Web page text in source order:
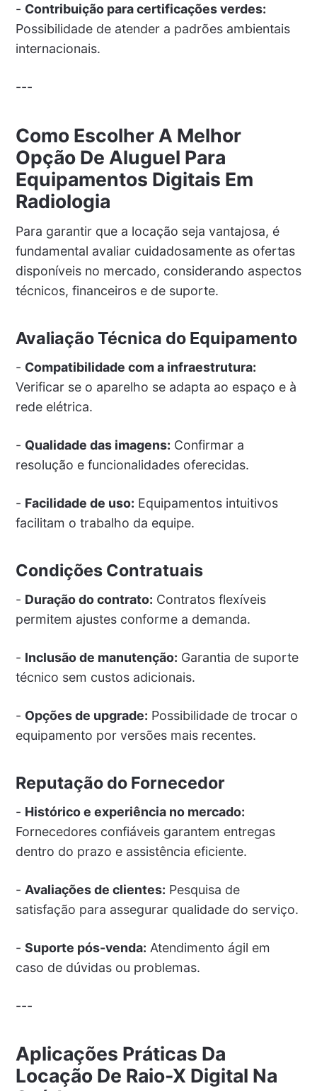
- Contribuição para certificações verdes:
Possibilidade de atender a padrões ambientais
internacionais.
---
Como Escolher A Melhor
Opção De Aluguel Para
Equipamentos Digitais Em
Radiologia
Para garantir que a locação seja vantajosa, é
fundamental avaliar cuidadosamente as ofertas
disponíveis no mercado, considerando aspectos
técnicos, financeiros e de suporte.
Avaliação Técnica do Equipamento
- Compatibilidade com a infraestrutura:
Verificar se o aparelho se adapta ao espaço e à
rede elétrica.
- Qualidade das imagens: Confirmar a
resolução e funcionalidades oferecidas.
- Facilidade de uso: Equipamentos intuitivos
facilitam o trabalho da equipe.
Condições Contratuais
- Duração do contrato: Contratos flexíveis
permitem ajustes conforme a demanda.
- Inclusão de manutenção: Garantia de suporte
técnico sem custos adicionais.
- Opções de upgrade: Possibilidade de trocar o
equipamento por versões mais recentes.
Reputação do Fornecedor
- Histórico e experiência no mercado:
Fornecedores confiáveis garantem entregas
dentro do prazo e assistência eficiente.
- Avaliações de clientes: Pesquisa de
satisfação para assegurar qualidade do serviço.
- Suporte pós-venda: Atendimento ágil em
caso de dúvidas ou problemas.
---
Aplicações Práticas Da
Locação De Raio-X Digital Na